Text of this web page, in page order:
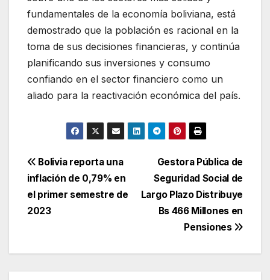
fundamentales de la economía boliviana, está
demostrado que la población es racional en la
toma de sus decisiones financieras, y continúa
planificando sus inversiones y consumo
confiando en el sector financiero como un
aliado para la reactivación económica del país.
Navegación
de
entradas
Gestora Pública de
Seguridad Social de
Largo Plazo Distribuye
Bs 466 Millones en
Pensiones
Bolivia reporta una
inflación de 0,79% en
el primer semestre de
2023